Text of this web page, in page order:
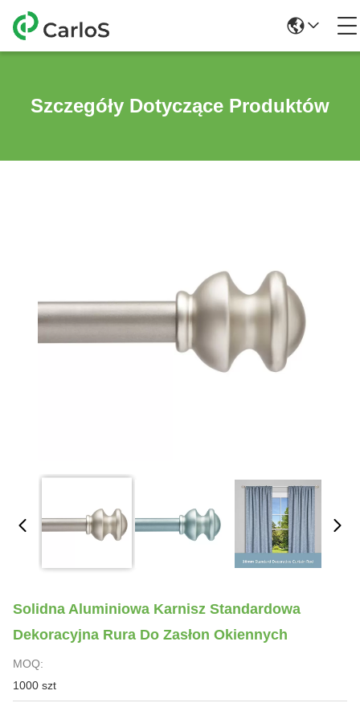
Szczegóły Dotyczące Produktów
Solidna Aluminiowa Karnisz Standardowa
Dekoracyjna Rura Do Zasłon Okiennych
MOQ:
1000 szt